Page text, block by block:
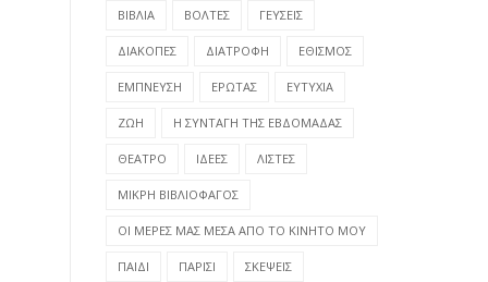
ΒΙΒΛΙΑ ΒΟΛΤΕΣ ΓΕΥΣΕΙΣ
ΔΙΑΚΟΠΕΣ ΔΙΑΤΡΟΦΗ ΕΘΙΣΜΟΣ
ΕΜΠΝΕΥΣΗ ΕΡΩΤΑΣ ΕΥΤΥΧΙΑ
ΖΩΗ Η ΣΥΝΤΑΓΗ ΤΗΣ ΕΒΔΟΜΑΔΑΣ
ΘΕΑΤΡΟ ΙΔΕΕΣ ΛΙΣΤΕΣ
ΜΙΚΡΗ ΒΙΒΛΙΟΦΑΓΟΣ
ΟΙ ΜΕΡΕΣ ΜΑΣ ΜΕΣΑ ΑΠΟ ΤΟ ΚΙΝΗΤΟ ΜΟΥ
ΠΑΙΔΙ ΠΑΡΙΣΙ ΣΚΕΨΕΙΣ